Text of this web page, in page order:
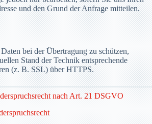
und den Grund der Anfrage mitteilen.
bei der Übertragung zu schützen,
Stand der Technik entsprechende
(z. B. SSL) über HTTPS.
nach Art. 21 DSGVO